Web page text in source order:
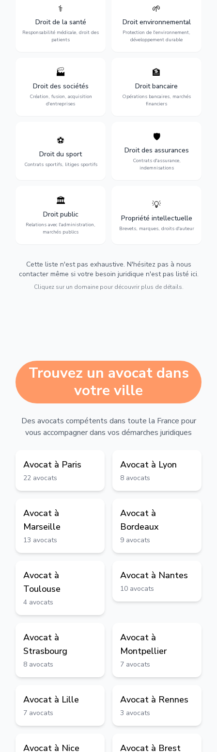
⚕️
Droit de la santé
Responsabilité médicale, droit des
patients
Défense de vos droits
médicales, responsabilité
des praticiens et
indemnisation.
🌱
Droit environnemental
Protection de l'environnement,
développement durable
Protection de
conformité
environnementale, litiges et
développement durable.
🏭
Droit des sociétés
Création, fusion, acquisition
d'entreprises
Structuration de votre
société : création, fusion-
acquisition, gouvernance et
restructuration.
🏦
Droit bancaire
Opérations bancaires, marchés
financiers
Gestion de vos opérations
financières : contentieux
bancaire, investissements et
régulation.
⚽
Droit du sport
Contrats sportifs, litiges sportifs
Expertise en droit sportif :
transferts, sponsoring et
contentieux.
🛡️
Droit des assurances
Contrats d'assurance,
indemnisations
Défense de vos intérêts :
contrats d'assurance,
sinistres et indemnisations
optimales.
🏛️
Droit public
Relations avec l'administration,
marchés publics
Gestion de vos relations
avec l'administration :
marchés publics,
urbanisme et contentieux.
💡
Propriété intellectuelle
Brevets, marques, droits d'auteur
Protection de vos créations
d'auteur et lutte contre la
contrefaçon.
Cette liste n'est pas exhaustive. N'hésitez pas à nous
contacter même si votre besoin juridique n'est pas listé ici.
Cliquez sur un domaine pour découvrir plus de détails.
Trouvez un avocat dans
votre ville
Des avocats compétents dans toute la France pour
vous accompagner dans vos démarches juridiques
Avocat à Paris
22 avocats
Avocat à Lyon
8 avocats
Avocat à
Marseille
13 avocats
Avocat à
Bordeaux
9 avocats
Avocat à
Toulouse
4 avocats
Avocat à Nantes
10 avocats
Avocat à
Strasbourg
8 avocats
Avocat à
Montpellier
7 avocats
Avocat à Lille
7 avocats
Avocat à Rennes
3 avocats
Avocat à Nice Avocat à Brest